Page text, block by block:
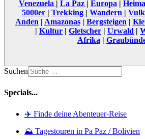
Venezuela | La Paz | Europa |
5000er | Trekking | Wandern |
Anden | Amazonas| Bergsteigen |
| Kultur | Gletscher | Urwald |
Afrika |
Suchen
Specials...
✈️ Finde deine Abenteuer-Reise
⛰️ Tagestouren in Pa Paz / Bolivien